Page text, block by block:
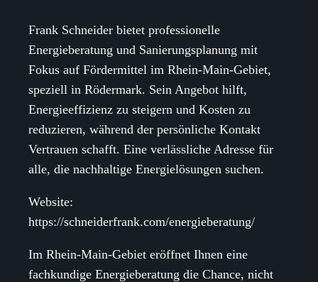
Frank Schneider bietet professionelle
Energieberatung und Sanierungsplanung mit
Fokus auf Fördermittel im Rhein-Main-Gebiet,
speziell in Rödermark. Sein Angebot hilft,
Energieeffizienz zu steigern und Kosten zu
reduzieren, während der persönliche Kontakt
Vertrauen schafft. Eine verlässliche Adresse für
alle, die nachhaltige Energielösungen suchen.
Website:
https://schneiderfrank.com/energieberatung/
Im Rhein-Main-Gebiet eröffnet Ihnen eine
fachkundige Energieberatung die Chance, nicht